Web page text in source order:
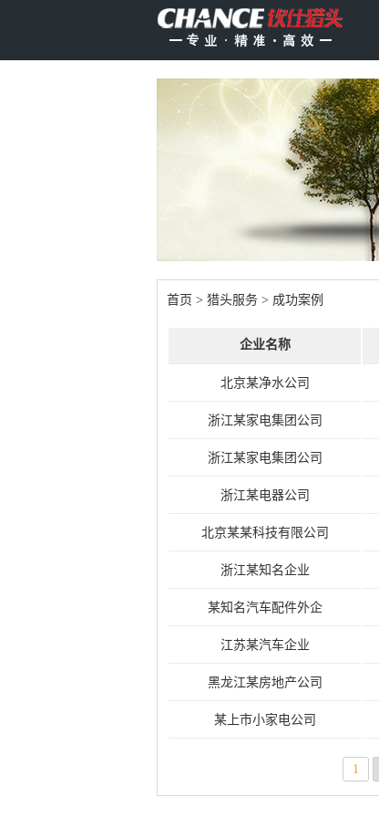
首页 > 猎头服务 > 成功案例
企业名称
北京某净水公司
浙江某家电集团公司
浙江某家电集团公司
浙江某电器公司
北京某某科技有限公司
浙江某知名企业
某知名汽车配件外企
江苏某汽车企业
黑龙江某房地产公司
某上市小家电公司
1